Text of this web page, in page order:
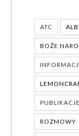
ATC
BOŻE
PUBLIKACJE
ROZMOWY